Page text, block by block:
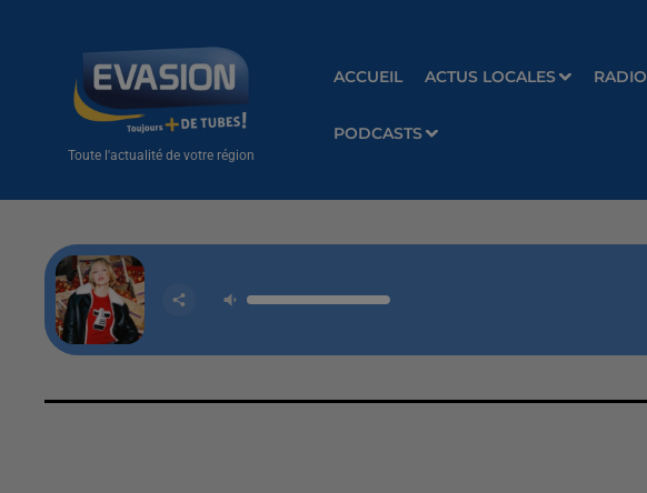
Toute l'actualité de votre région
ACCUEIL ACTUS LOCALES RADIO
PODCASTS